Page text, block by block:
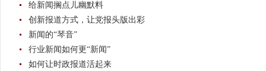
给新闻搁点儿幽默料
创新报道方式，让党报头版出彩
新闻的“琴音”
行业新闻如何更“新闻”
如何让时政报道活起来